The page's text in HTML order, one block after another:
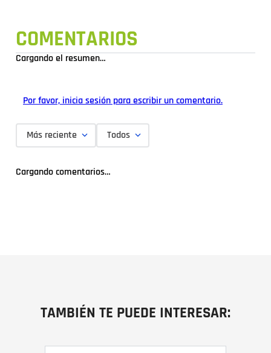
COMENTARIOS
Cargando el resumen…
Por favor, inicia sesión para escribir un comentario.
Más reciente Todos
Cargando comentarios…
TAMBIÉN TE PUEDE INTERESAR: